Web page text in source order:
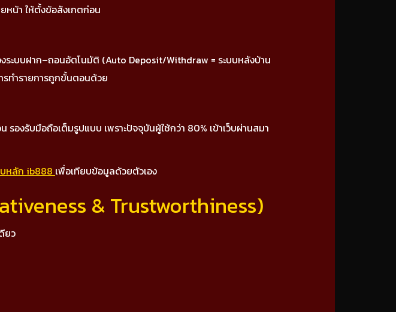
หน้า ให้ตั้งข้อสังเกตก่อน
งระบบฝาก–ถอนอัตโนมัติ (Auto Deposit/Withdraw = ระบบหลังบ้าน
ทำรายการถูกขั้นตอนด้วย
องรับมือถือเต็มรูปแบบ เพราะปัจจุบันผู้ใช้กว่า 80% เข้าเว็บผ่านสมา
บหลัก ib888 เพื่อเทียบข้อมูลด้วยตัวเอง
& Trustworthiness)
ยว